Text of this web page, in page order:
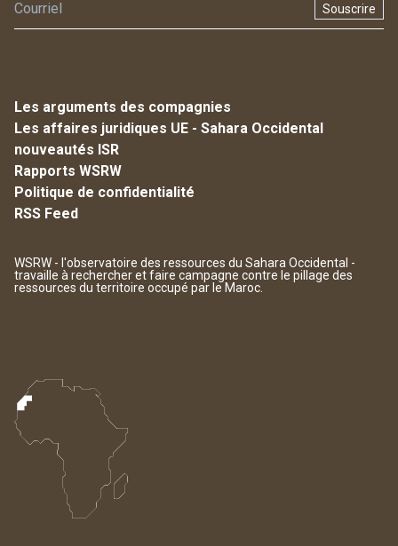
Souscrire
Les arguments des compagnies
Les affaires juridiques UE - Sahara Occidental
nouveautés ISR
Rapports WSRW
Politique de confidentialité
RSS Feed
WSRW - l'observatoire des ressources du Sahara Occidental -
travaille à rechercher et faire campagne contre le pillage des
ressources du territoire occupé par le Maroc.